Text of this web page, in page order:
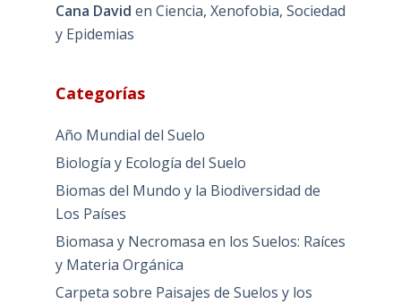
Cana David en Ciencia, Xenofobia, Sociedad
y Epidemias
Categorías
Año Mundial del Suelo
Biología y Ecología del Suelo
Biomas del Mundo y la Biodiversidad de
Los Países
Biomasa y Necromasa en los Suelos: Raíces
y Materia Orgánica
Carpeta sobre Paisajes de Suelos y los